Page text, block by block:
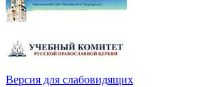
Версия для слабовидящих